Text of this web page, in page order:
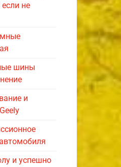
не
шины
и
и успешно